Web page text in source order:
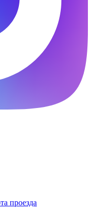
проезда